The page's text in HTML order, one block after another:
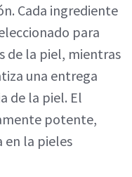
Cada ingrediente
para
de la piel, mientras
una entrega
de la piel. El
potente,
en la pieles